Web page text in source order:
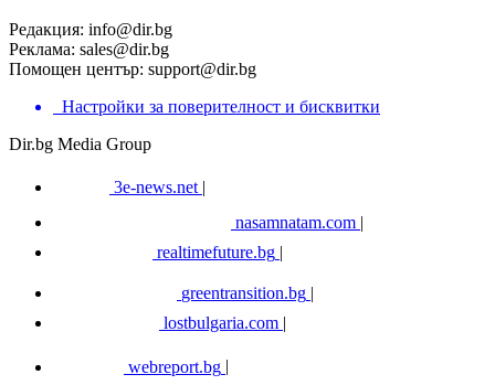
Редакция: info@dir.bg
Реклама: sales@dir.bg
Помощен център: support@dir.bg
Настройки за поверителност и бисквитки
Dir.bg Media Group
3e-news.net |
nasamnatam.com |
realtimefuture.bg |
greentransition.bg |
lostbulgaria.com |
webreport.bg